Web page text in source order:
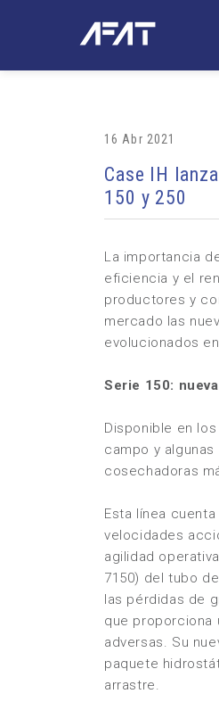
16 Abr 2021
Case IH
150 y 250
La importancia
eficiencia y el
productores y
mercado las
evolucionados
Serie 150:
Disponible en
campo y
cosechadoras
Esta línea
velocidades
agilidad
7150) del tubo
las pérdidas de
que proporciona
adversas. Su
paquete
arrastre.